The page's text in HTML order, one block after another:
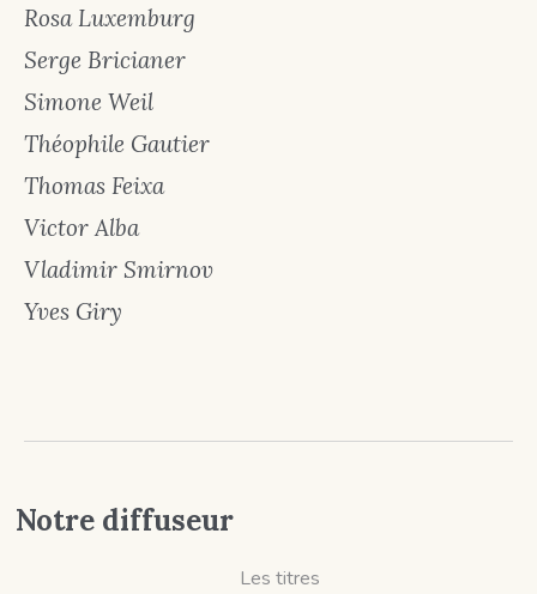
Rosa Luxemburg
Serge Bricianer
Simone Weil
Théophile Gautier
Thomas Feixa
Victor Alba
Vladimir Smirnov
Yves Giry
Notre diffuseur
Les titres